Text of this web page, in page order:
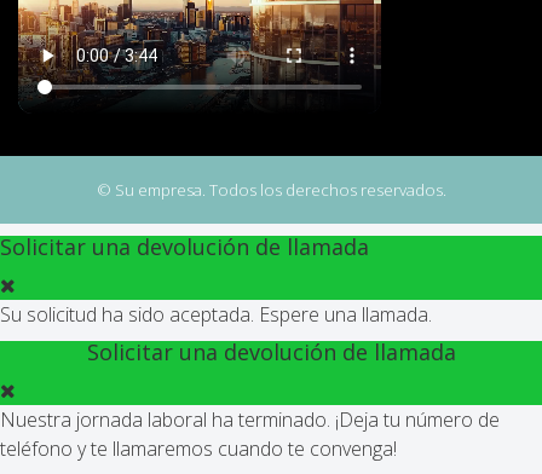
© Su empresa. Todos los derechos reservados.
Solicitar una devolución de llamada
Su solicitud ha sido aceptada. Espere una llamada.
Solicitar una devolución de llamada
Nuestra jornada laboral ha terminado. ¡Deja tu número de
teléfono y te llamaremos cuando te convenga!